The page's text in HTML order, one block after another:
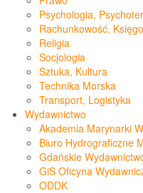
Psychologia,
Rachunkowość,
Religia
Socjologia
Sztuka, Kultura
Technika Morska
Transport, Logistyka
Wydawnictwo
Akademia Marynarki
Biuro Hydrograficzne
Gdańskie
GiS Oficyna
ODDK